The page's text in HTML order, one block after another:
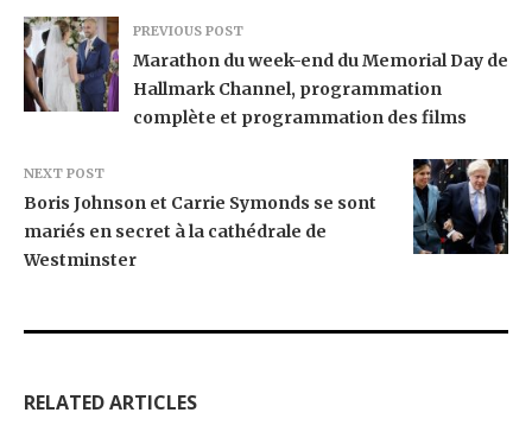
PREVIOUS POST
Marathon du week-end du Memorial Day de
Hallmark Channel, programmation
complète et programmation des films
NEXT POST
Boris Johnson et Carrie Symonds se sont
mariés en secret à la cathédrale de
Westminster
RELATED ARTICLES